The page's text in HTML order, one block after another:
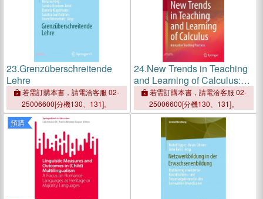
23.Grenzüberschreitende
Lehre
若需訂購本書，請電洽客服 02-
25006600[分機130、131]。
24.New Trends in Teaching
and Learning of Calculus:
Innovative Teaching
Practices
若需訂購本書，請電洽客服 02-
25006600[分機130、131]。
預購